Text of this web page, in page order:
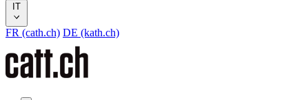
IT
FR (cath.ch) DE (kath.ch)